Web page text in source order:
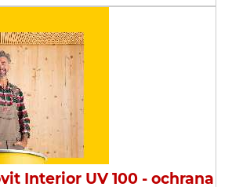
Interior UV 100 - ochrana